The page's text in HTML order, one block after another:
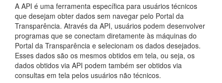
A API é uma ferramenta específica para usuários técnicos
que desejam obter dados sem navegar pelo Portal da
Transparência. Através da API, usuários podem desenvolver
programas que se conectam diretamente às máquinas do
Portal da Transparência e selecionam os dados desejados.
Esses dados são os mesmos obtidos em tela, ou seja, os
dados obtidos via API podem também ser obtidos via
consultas em tela pelos usuários não técnicos.